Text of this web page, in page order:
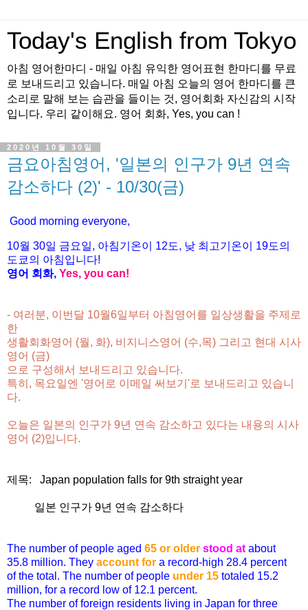
Today's English from Tokyo
아침 영어한마디 - 매일 아침 유익한 영어표현 한마디를 무료
로 보내드리고 있습니다. 매일 아침 오늘의 영어 한마디를 큰
소리로 말해 보는 습관을 들이는 것, 영어회화 자신감의 시작
입니다. 우리 같이해요. 영어 회화, Yes, you can !
2020년 10월 30일
금요아침영어, '일본의 인구가 9년 연속
감소하다 (2)' - 10/30(금)
Good morning everyone,
10월 30일 금요일, 아침기온이 12도, 낮 최고기온이
19도의
도쿄의 아침입니다!
영어 회화, Yes, you can!
- 여러분, 이번달 10월6일부터 아침영어를 일상생활을 주제로
한
생활회화영어 (월, 화), 비지니스영어 (수,목) 그리고 현대 시사
영어 (금)
으로 구성해서 보내드리고 있습니다.
특히, 목요일엔 '영어로 이메일 써보기'로 보내드리고 있습니
다.
오늘은 일본의 인구가 9년 연속 감소하고 있다는 내용의 시사
영어 (2)입니다.
제목: Japan population falls for 9th straight year
일본 인구가 9년 연속 감소하다
The number of people aged 65 or older stood at about
35.8 million. They account for a record-high 28.4 percent
of the total. The number of people under 15 totaled 15.2
million, for a record low of 12.1 percent.
The number of foreign residents living in Japan for three